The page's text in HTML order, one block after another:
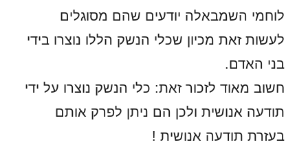
לוחמי השמבאלה יודעים שהם מסוגלים
לעשות זאת מכיון שכלי הנשק הללו נוצרו בידי
בני האדם.
חשוב מאוד לזכור זאת: כלי הנשק נוצרו על ידי
תודעה אנושית ולכן הם ניתן לפרק אותם
בעזרת תודעה אנושית !